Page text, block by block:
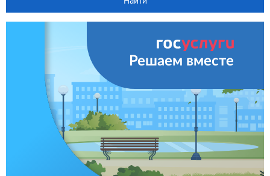
Решаем вместе